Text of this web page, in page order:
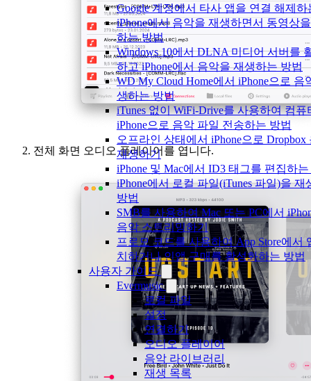
Google 계정에서 타사 앱을 연결 해제하
iPhone에서 음악을 재생하면서 동영상
하는 방법
Windows 10에서 DLNA 미디어 서버를
하고 iPhone에서 음악을 재생하는 방법
WD My Cloud Home에서 iPhone으로 음
생하는 방법
iTunes 없이 WiFi-Drive를 사용하여 컴퓨
iPhone으로 음악 파일 전송하는 방법
오프라인 상태에서 iPhone으로 Dropbox
재생하기
iPhone 및 Mac에서 ID3 태그를 편집하
iPhone에서 로컬 파일(iTunes 파일)을 재
방법
SMB를 사용하여 Mac 또는 PC에서
음악 스트리밍하기
프로모 코드를 사용하여 App Store에서
치하거나 인앱 구매를 활성화하는 방법
사용자 가이드
Evermusic
로컬 파일
설정
연결하기
오디오 플레이어
음악 라이브러리
재생 목록
전체 화면 오디오 플레이어를 엽니다.